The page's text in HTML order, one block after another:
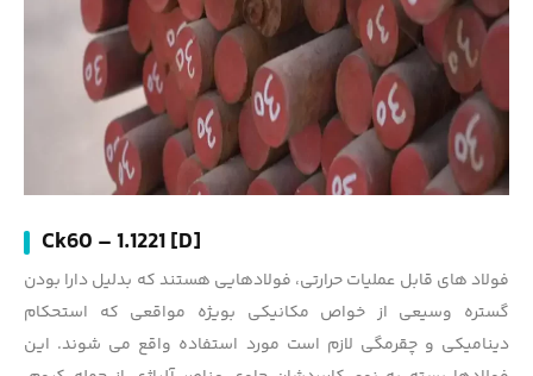
Ck60 – 1.1221 [D]
فولاد های قابل عملیات حرارتی، فولادهایی هستند که بدلیل دارا بودن
گستره وسیعی از خواص مکانیکی بویژه مواقعی که استحکام
دینامیکی و چقرمگی لازم است مورد استفاده واقع می شوند. این